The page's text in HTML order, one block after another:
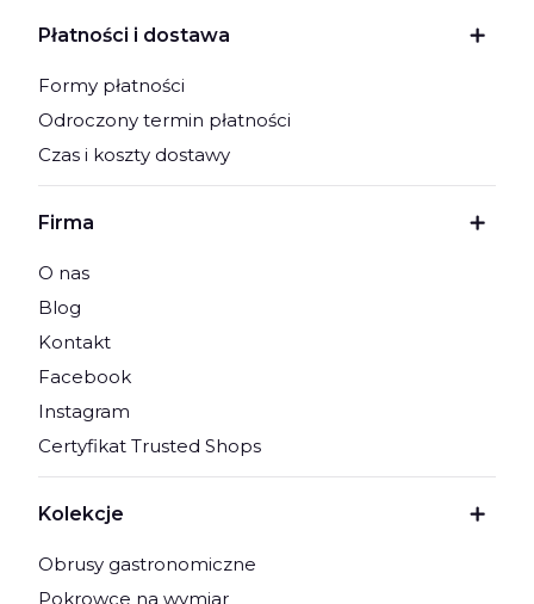
Płatności i dostawa
Formy płatności
Odroczony termin płatności
Czas i koszty dostawy
Firma
O nas
Blog
Kontakt
Facebook
Instagram
Certyfikat Trusted Shops
Kolekcje
Obrusy gastronomiczne
Pokrowce na wymiar